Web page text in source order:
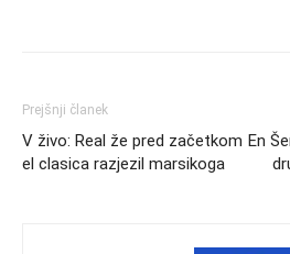
Prejšnji članek
V živo: Real že pred začetkom
el clasica razjezil marsikoga
En